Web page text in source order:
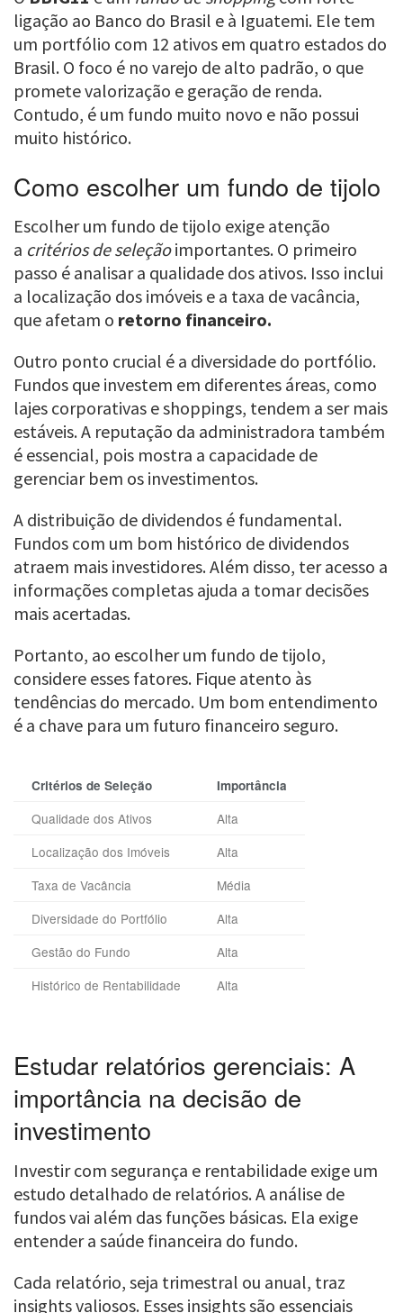
ligação ao Banco do Brasil e à Iguatemi. Ele tem
um portfólio com 12 ativos em quatro estados do
Brasil. O foco é no varejo de alto padrão, o que
promete valorização e geração de renda.
Contudo, é um fundo muito novo e não possui
muito histórico.
Como escolher um fundo de tijolo
Escolher um fundo de tijolo exige atenção
a critérios de seleçãoimportantes. O primeiro
passo é analisar a qualidade dos ativos. Isso inclui
a localização dos imóveis e a taxa de vacância,
que afetam o retorno financeiro.
Outro ponto crucial é a diversidade do portfólio.
Fundos que investem em diferentes áreas, como
lajes corporativas e shoppings, tendem a ser mais
estáveis. A reputação da administradora também
é essencial, pois mostra a capacidade de
gerenciar bem os investimentos.
A distribuição de dividendos é fundamental.
Fundos com um bom histórico de dividendos
atraem mais investidores. Além disso, ter acesso a
informações completas ajuda a tomar decisões
mais acertadas.
Portanto, ao escolher um fundo de tijolo,
considere esses fatores. Fique atento às
tendências do mercado. Um bom entendimento
é a chave para um futuro financeiro seguro.
Critérios de Seleção Importância
Qualidade dos Ativos
Alta
Localização dos Imóveis
Alta
Taxa de Vacância
Média
Diversidade do Portfólio
Alta
Gestão do Fundo
Alta
Histórico de Rentabilidade
Alta
Estudar relatórios gerenciais: A
importância na decisão de
investimento
Investir com segurança e rentabilidade exige um
estudo detalhado de relatórios. A análise de
fundos vai além das funções básicas. Ela exige
entender a saúde financeira do fundo.
Cada relatório, seja trimestral ou anual, traz
insights valiosos. Esses insights são essenciais